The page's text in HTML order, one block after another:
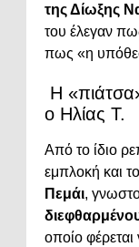
της Δίωξης
του έλεγαν
πως «η
Η
ο Ηλίας Τ.
Από το ίδιο
εμπλοκή και
Πεμάι,
οποίο φέρεται